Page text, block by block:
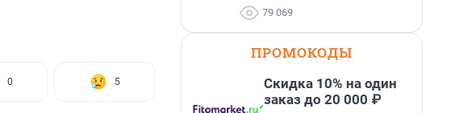
0 5
79 069
ПРОМОКОДЫ
Скидка 10% на один
заказ до 20 000 ₽